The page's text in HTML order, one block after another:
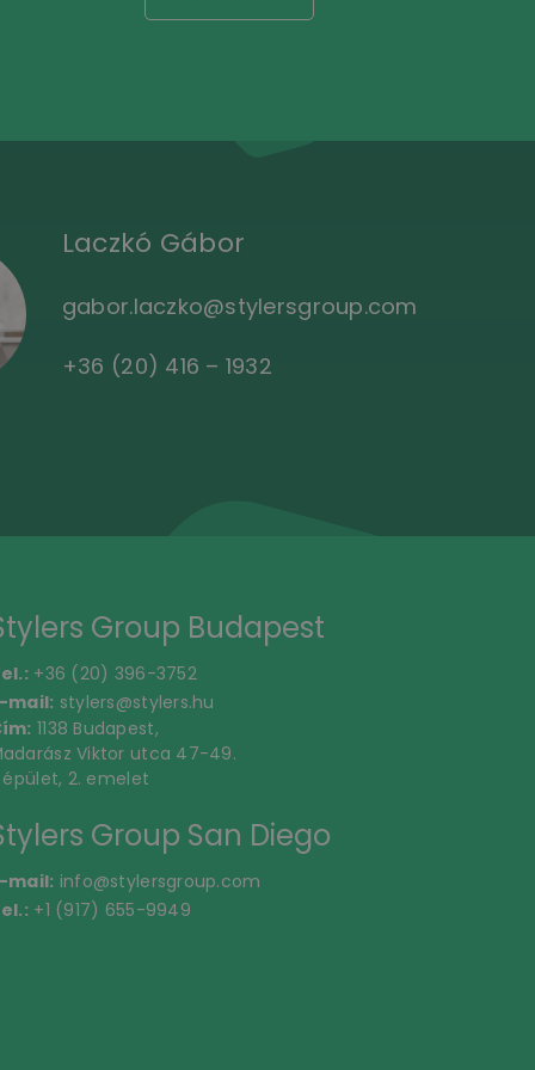
Laczkó Gábor
gabor.laczko@stylersgroup.com
+36 (20) 416 – 1932
Group Budapest
+36 (20) 396-3752
mail: stylers@stylers.hu
1138 Budapest,
Viktor utca 47-49.
épület, 2. emelet
Group San Diego
mail: info@stylersgroup.com
+1 (917) 655-9949